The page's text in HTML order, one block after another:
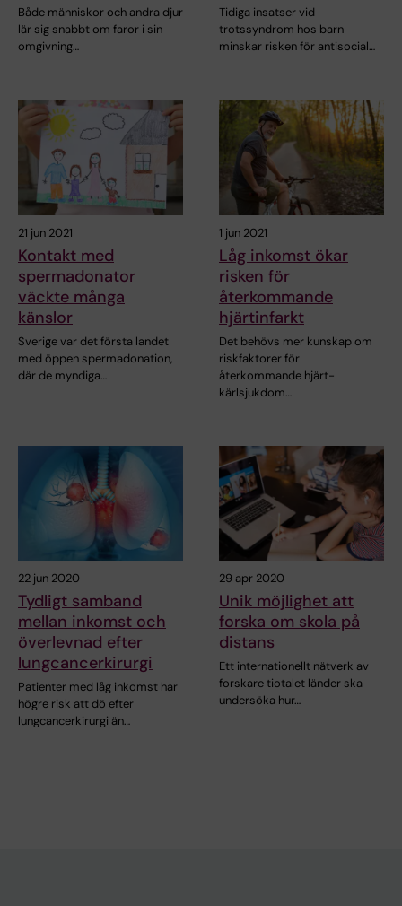
Både människor och andra djur
lär sig snabbt om faror i sin
omgivning…
Tidiga insatser vid
trotssyndrom hos barn
minskar risken för antisocial…
21 jun 2021
Kontakt med
spermadonator
väckte många
känslor
Sverige var det första landet
med öppen spermadonation,
där de myndiga…
1 jun 2021
Låg inkomst ökar
risken för
återkommande
hjärtinfarkt
Det behövs mer kunskap om
riskfaktorer för
återkommande hjärt-
kärlsjukdom…
22 jun 2020
Tydligt samband
mellan inkomst och
överlevnad efter
lungcancerkirurgi
Patienter med låg inkomst har
högre risk att dö efter
lungcancerkirurgi än…
29 apr 2020
Unik möjlighet att
forska om skola på
distans
Ett internationellt nätverk av
forskare tiotalet länder ska
undersöka hur…